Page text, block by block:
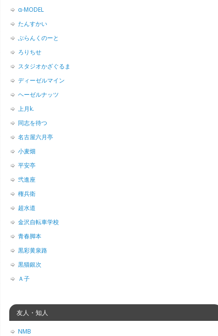
α-MODEL
たんすかい
ぶらんくのーと
ろりちせ
スタジオかざぐるま
ディーゼルマイン
ヘーゼルナッツ
上月k.
同志を待つ
名古屋六月亭
小麦畑
平安亭
弐進座
権兵衛
超水道
金沢自転車学校
青春脚本
黒彩黄泉路
黒猫銀次
Ａ子
友人・知人
NMB